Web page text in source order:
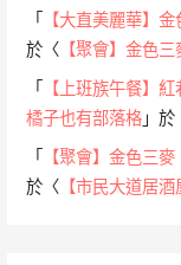
「
【大直美麗華】
於〈 【聚會】金色
「
【上班族午餐】
橘子也有部落格 」於
「
【聚會】金色三
於〈 【市民大道居